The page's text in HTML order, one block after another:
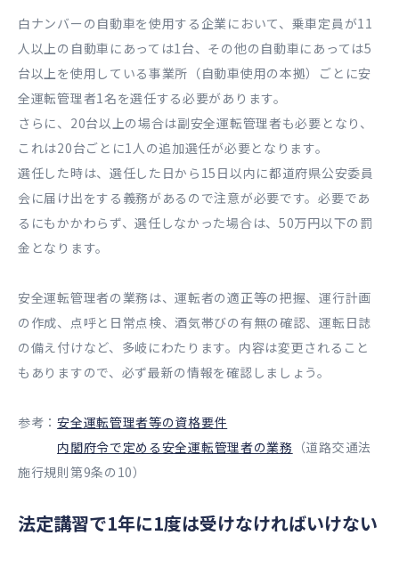
白ナンバーの自動車を使用する企業において、乗車定員が11
人以上の自動車にあっては1台、その他の自動車にあっては5
台以上を使用している事業所（自動車使用の本拠）ごとに安
全運転管理者1名を選任する必要があります。
さらに、20台以上の場合は副安全運転管理者も必要となり、
これは20台ごとに1人の追加選任が必要となります。
選任した時は、選任した日から15日以内に都道府県公安委員
会に届け出をする義務があるので注意が必要です。必要であ
るにもかかわらず、選任しなかった場合は、50万円以下の罰
金となります。
安全運転管理者の業務は、運転者の適正等の把握、運行計画
の作成、点呼と日常点検、酒気帯びの有無の確認、運転日誌
の備え付けなど、多岐にわたります。内容は変更されること
もありますので、必ず最新の情報を確認しましょう。
参考：安全運転管理者等の資格要件
内閣府令で定める安全運転管理者の業務 （道路交通法
施行規則第9条の10）
法定講習で1年に1度は受けなければいけない